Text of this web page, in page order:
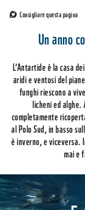
Consigliare questa pagina
Un anno
L’Antartide è la casa
aridi e ventosi del
funghi riescono a
licheni ed alghe.
completamente
al Polo Sud, in basso
è inverno, e viceversa.
mai e